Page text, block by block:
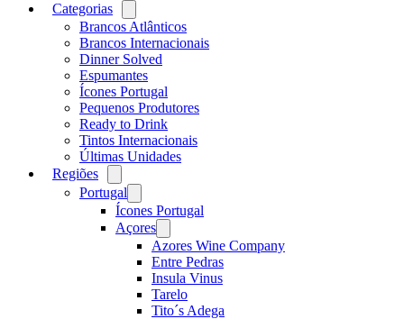
Categorias
menu
Brancos Atlânticos
Brancos Internacionais
Dinner Solved
Espumantes
Ícones Portugal
Pequenos Produtores
Ready to Drink
Tintos Internacionais
Últimas Unidades
Regiões
menu
Portugal
menu
Ícones Portugal
Açores
menu
Azores Wine Company
Entre Pedras
Insula Vinus
Tarelo
Tito´s Adega